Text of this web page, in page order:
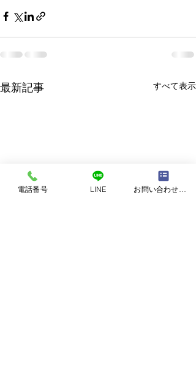
最新記事 すべて表示
電話番号 LINE